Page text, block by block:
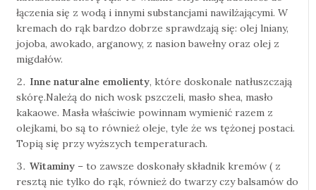
łączenia się z wodą i innymi substancjami nawilżającymi. W
kremach do rąk bardzo dobrze sprawdzają się: olej lniany,
jojoba, awokado, arganowy, z nasion bawełny oraz olej z
migdałów.
Inne naturalne emolienty, które doskonale natłuszczają
skórę.Należą do nich wosk pszczeli, masło shea, masło
kakaowe. Masła właściwie powinnam wymienić razem z
olejkami, bo są to również oleje, tyle że ws tężonej postaci.
Topią się przy wyższych temperaturach.
Witaminy – to zawsze doskonały składnik kremów ( z
resztą nie tylko do rąk, również do twarzy czy balsamów do